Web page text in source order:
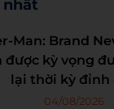
nhất
Man: Brand
được kỳ vọng
lại thời kỳ đỉnh
04/08/2026